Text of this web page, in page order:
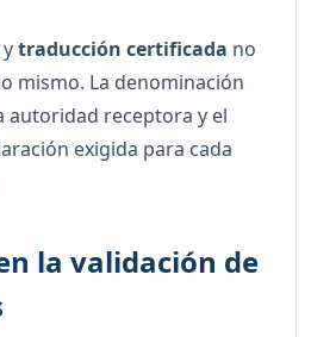
ytraducción certificada no
mismo. La denominación
autoridad receptora y el
exigida para cada
la validación de